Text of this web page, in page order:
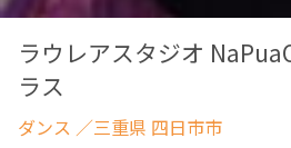
ラウレアスタジオ
ラス
ダンス ／三重県 四日市市